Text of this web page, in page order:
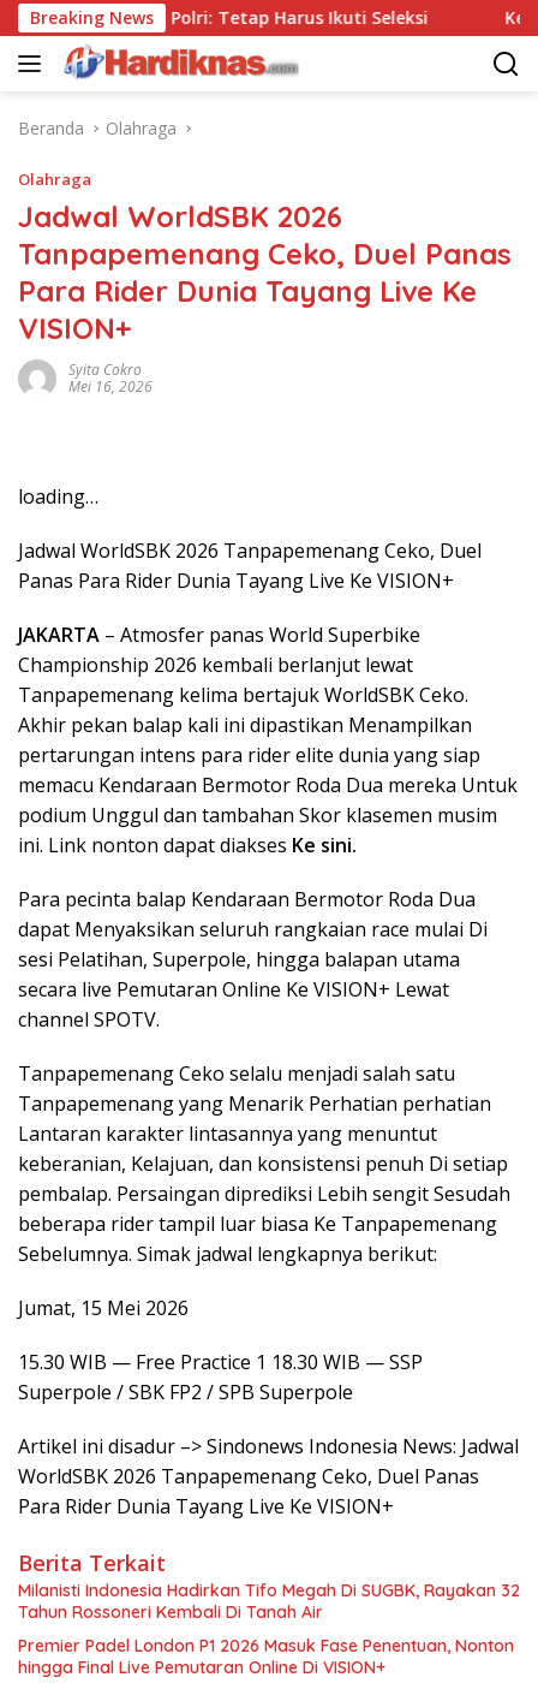
Langsung
ke
konten
Breaking News
Tes, Polri: Tetap Harus Ikuti Seleksi
Beranda Olahraga
Olahraga
Jadwal WorldSBK 2026
Tanpapemenang Ceko, Duel Panas
Para Rider Dunia Tayang Live Ke
VISION+
Syita Cokro
Mei 16, 2026
loading…
Jadwal WorldSBK 2026 Tanpapemenang Ceko, Duel
Panas Para Rider Dunia Tayang Live Ke VISION+
JAKARTA – Atmosfer panas World Superbike
Championship 2026 kembali berlanjut lewat
Tanpapemenang kelima bertajuk WorldSBK Ceko.
Akhir pekan balap kali ini dipastikan Menampilkan
pertarungan intens para rider elite dunia yang siap
memacu Kendaraan Bermotor Roda Dua mereka Untuk
podium Unggul dan tambahan Skor klasemen musim
ini. Link nonton dapat diakses Ke sini.
Para pecinta balap Kendaraan Bermotor Roda Dua
dapat Menyaksikan seluruh rangkaian race mulai Di
sesi Pelatihan, Superpole, hingga balapan utama
secara live Pemutaran Online Ke VISION+ Lewat
channel SPOTV.
Tanpapemenang Ceko selalu menjadi salah satu
Tanpapemenang yang Menarik Perhatian perhatian
Lantaran karakter lintasannya yang menuntut
keberanian, Kelajuan, dan konsistensi penuh Di setiap
pembalap. Persaingan diprediksi Lebih sengit Sesudah
beberapa rider tampil luar biasa Ke Tanpapemenang
Sebelumnya. Simak jadwal lengkapnya berikut:
Jumat, 15 Mei 2026
15.30 WIB — Free Practice 1 18.30 WIB — SSP
Superpole / SBK FP2 / SPB Superpole
Artikel ini disadur –> Sindonews Indonesia News: Jadwal
WorldSBK 2026 Tanpapemenang Ceko, Duel Panas
Para Rider Dunia Tayang Live Ke VISION+
Berita Terkait
Milanisti Indonesia Hadirkan Tifo Megah Di SUGBK, Rayakan 32
Tahun Rossoneri Kembali Di Tanah Air
Premier Padel London P1 2026 Masuk Fase Penentuan, Nonton
hingga Final Live Pemutaran Online Di VISION+